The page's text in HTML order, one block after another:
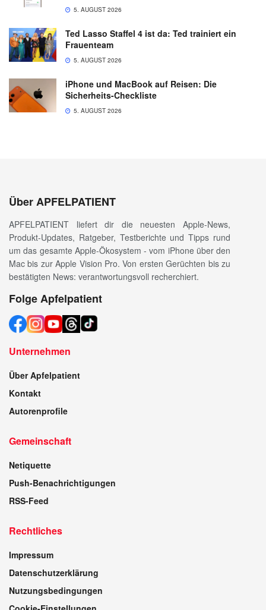
5. AUGUST 2026
Ted Lasso Staffel 4 ist da: Ted trainiert ein
Frauenteam
5. AUGUST 2026
iPhone und MacBook auf Reisen: Die
Sicherheits-Checkliste
5. AUGUST 2026
Über APFELPATIENT
APFELPATIENT liefert dir die neuesten Apple-News,
Produkt-Updates, Ratgeber, Testberichte und Tipps rund
um das gesamte Apple-Ökosystem - vom iPhone über den
Mac bis zur Apple Vision Pro. Von ersten Gerüchten bis zu
bestätigten News: verantwortungsvoll recherchiert.
Folge Apfelpatient
Unternehmen
Über Apfelpatient
Kontakt
Autorenprofile
Gemeinschaft
Netiquette
Push-Benachrichtigungen
RSS-Feed
Rechtliches
Impressum
Datenschutzerklärung
Nutzungsbedingungen